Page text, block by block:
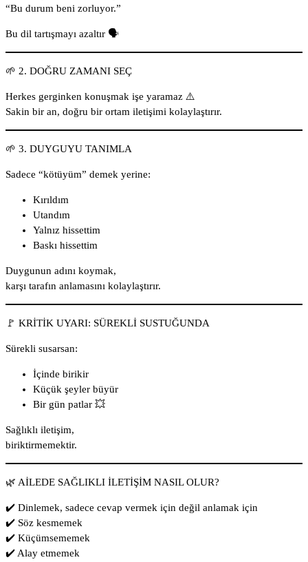
“Bu durum beni zorluyor.”
Bu dil tartışmayı azaltır 🗣️
🌱 2. DOĞRU ZAMANI SEÇ
Herkes gerginken konuşmak işe yaramaz ⚠️
Sakin bir an, doğru bir ortam iletişimi kolaylaştırır.
🌱 3. DUYGUYU TANIMLA
Sadece “kötüyüm” demek yerine:
Kırıldım
Utandım
Yalnız hissettim
Baskı hissettim
Duygunun adını koymak,
karşı tarafın anlamasını kolaylaştırır.
🚩 KRİTİK UYARI: SÜREKLİ SUSTUĞUNDA
Sürekli susarsan:
İçinde birikir
Küçük şeyler büyür
Bir gün patlar 💥
Sağlıklı iletişim,
biriktirmemektir.
🌿 AİLEDE SAĞLIKLI İLETİŞİM NASIL OLUR?
✔️ Dinlemek, sadece cevap vermek için değil anlamak için
✔️ Söz kesmemek
✔️ Küçümsememek
✔️ Alay etmemek